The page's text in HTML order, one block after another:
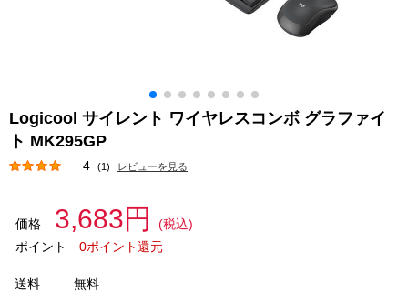
Logicool サイレント ワイヤレスコンボ グラファイ
ト MK295GP
4 (1) レビューを見る
価格 3,683円
(税込)
ポイント
0ポイント還元
送料
無料